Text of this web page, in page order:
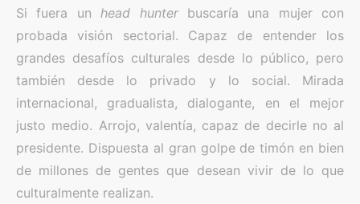
Si fuera unhead hunterbuscaría una mujer con
probada visión sectorial. Capaz de entender los
grandes desafíos culturales desde lo público, pero
también desde lo privado y lo social. Mirada
internacional, gradualista, dialogante, en el mejor
justo medio. Arrojo, valentía, capaz de decirle no al
presidente. Dispuesta al gran golpe de timón en bien
de millones de gentes que desean vivir de lo que
culturalmente realizan.